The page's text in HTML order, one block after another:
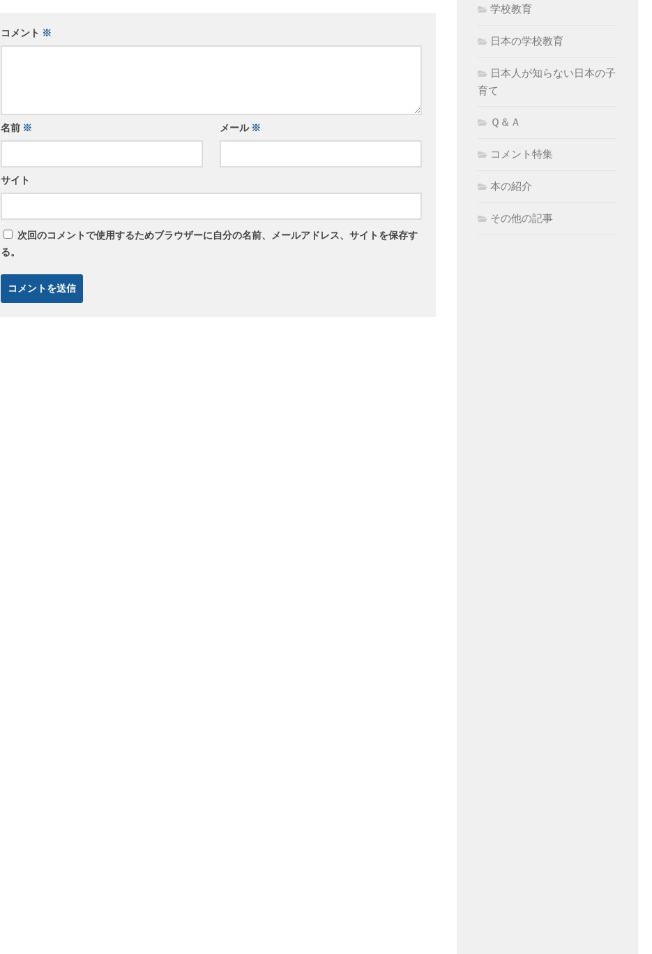
コメント ※
名前 ※ メール ※
サイト
次回のコメントで使用するためブラウザーに自分の名前、メールアドレス、サイトを保存す
る。
学校教育
日本の学校教育
日本人が知らない日本の子
育て
Ｑ＆Ａ
コメント特集
本の紹介
その他の記事